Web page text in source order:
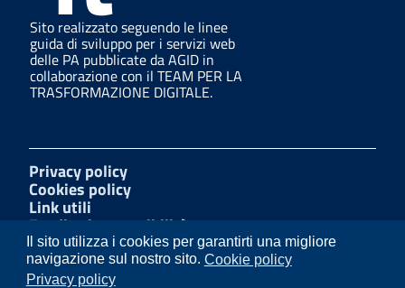
Il sito utilizza i cookies per garantirti una migliore
navigazione sul nostro sito. Cookie policy
Privacy policy
Sito realizzato seguendo le linee
guida di sviluppo per i servizi web
delle PA pubblicate da AGID in
collaborazione con il TEAM PER LA
TRASFORMAZIONE DIGITALE.
Privacy policy
Cookies policy
Link utili
Feedback accessibilità
Amministrazione trasparente
Mappa del sito
W3C Css